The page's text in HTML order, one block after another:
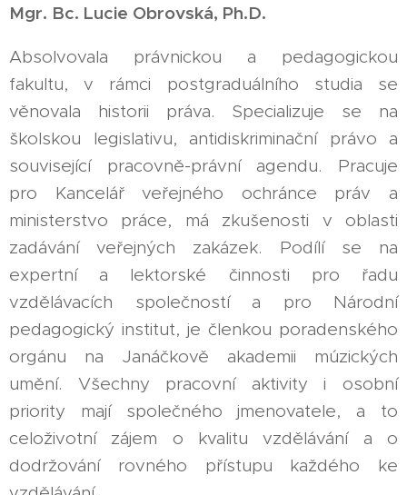
Mgr. Bc. Lucie Obrovská, Ph.D.
Absolvovala právnickou a pedagogickou
fakultu, v rámci postgraduálního studia se
věnovala historii práva. Specializuje se na
školskou legislativu, antidiskriminační právo a
související pracovně-právní agendu. Pracuje
pro Kancelář veřejného ochránce práv a
ministerstvo práce, má zkušenosti v oblasti
zadávání veřejných zakázek. Podílí se na
expertní a lektorské činnosti pro řadu
vzdělávacích společností a pro Národní
pedagogický institut, je členkou poradenského
orgánu na Janáčkově akademii múzických
umění. Všechny pracovní aktivity i osobní
priority mají společného jmenovatele, a to
celoživotní zájem o kvalitu vzdělávání a o
dodržování rovného přístupu každého ke